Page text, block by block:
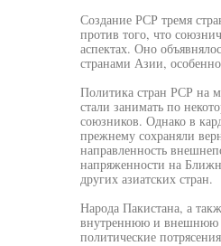
Создание РСР тремя
против того, что
аспектах. Оно
странами Азии,
Политика стран РСР на
стали занимать по
союзников. Однако в
прежнему сохраняли
направленность
напряженности на
других азиатских стран.
Народа Пакистана, а
внутреннюю и внешнюю
политические